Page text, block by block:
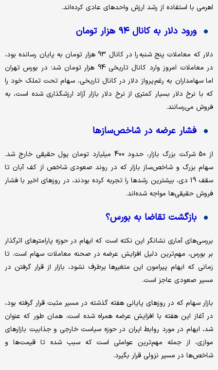
اهرمی با استفاده از رشد ارزش واحدهای عادی کرده‌اند.
ورود دلار به کانال ۹۴ هزار تومان
دلار که معاملات پنج شنبه را در کانال 93 هزار تومان به پایان رسانده بود،
در معاملات امروز وارد کانال تاریخی 94 هزار تومان شد؛ در بورس تهران
اما سهامداران به رغم پرواز دلار در کانال تاریخی، سهام تحت تملک خود را
که با نرخ دلار بسیار کمتری از نرخ‌ دلار بازار آزاد ارزشگذاری شده است، به
فروش می‌رسانند.
فشار عرضه در شاخص‌سازها
از 50 شرکت بزرگ بازار، حدود 400 میلیارد تومان پول حقیقی خارج شد.
سهام بزرگ و شاخص‌ساز بازار که در روند صعودی شاخص از کف آبان تا
سقف 19 دی، بیشترین رشدها را تجربه کرده بودند، در روزهای اخیر با فشار
فروش حقیقی‌ها مواجه شده‌اند.
بازگشت تقاضا به بورس؟
بررسی‌های آماری نشانگر این نکته است که ابهام در حوزه پارامترهای اثرگذار
بر بورس، مهم‌ترین دلیل افزایش عرضه در صحنه معاملات سهام است. تا
زمانی که ابهام پیرامون این متغیرها برطرف نشود، بازار از قرار گرفتن در
مسیر صعودی عاجز است.
بازار سهام که در روزهای پایانی هفته گذشته در مسیر مثبت قرار گرفته بود،
در آغاز این هفته با افزایش عرضه همراه شده است. همان طور که عنوان
شد، ابهام در مورد روابط ایران در حوزه سیاست خارجی و جذابیت بازارهای
موازی، از جمله مهم‌ترین عواملی است که سبب شده تا قیمت‌ها و
شاخص‌ها در مسیر نزولی قرار بگیرد.